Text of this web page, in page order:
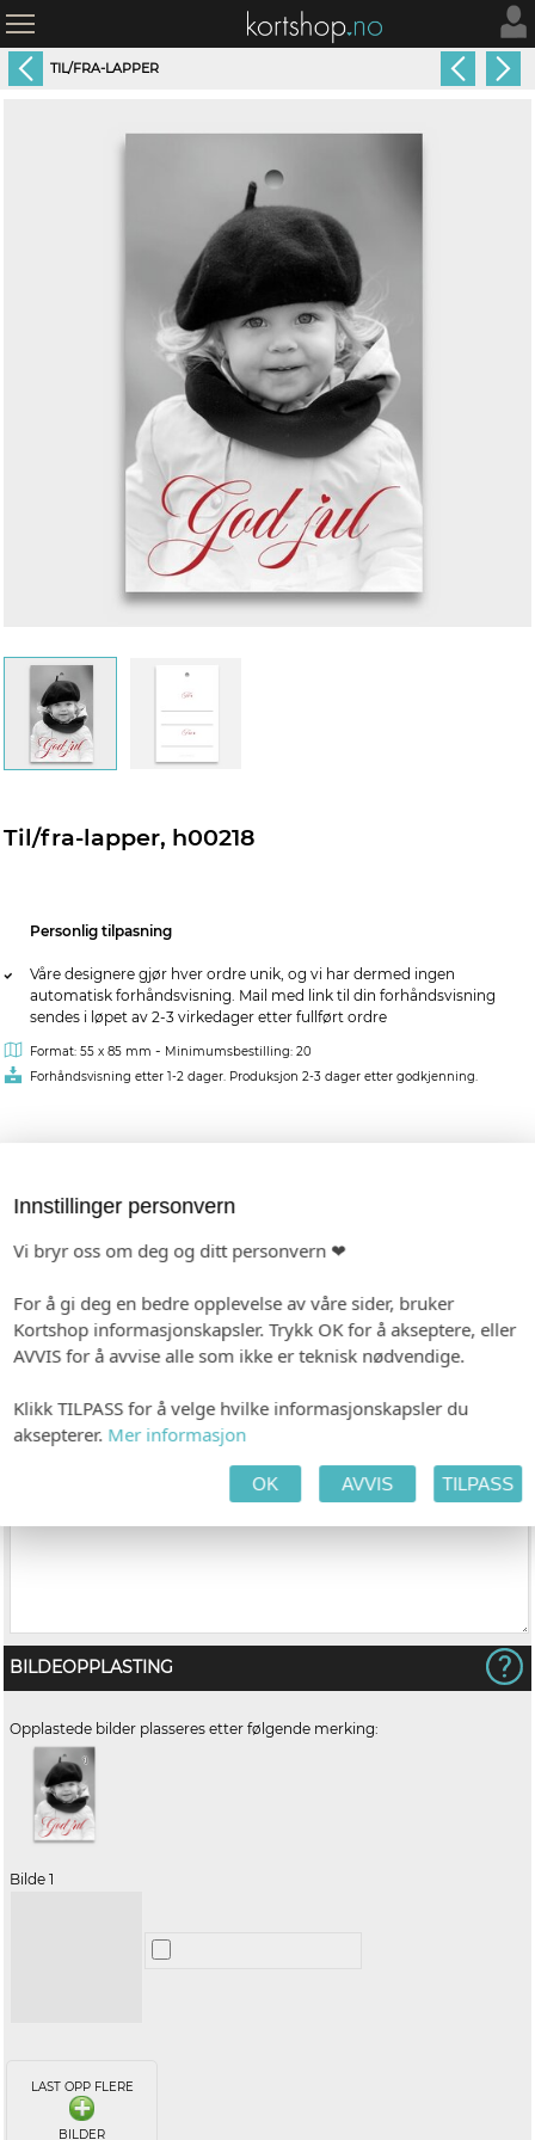
TIL/FRA-LAPPER
Til/fra-lapper, h00218
Personlig tilpasning
Våre designere gjør hver ordre unik, og vi har dermed ingen
automatisk forhåndsvisning. Mail med link til din forhåndsvisning
sendes i løpet av 2-3 virkedager etter fullført ordre
Format: 55 x 85 mm - Minimumsbestilling: 20
Forhåndsvisning etter 1-2 dager. Produksjon 2-3 dager etter godkjenning.
Vis pristabell
TILPASS PRODUKTET HANDLEKURV
PAPIR
Hvitt, ubestrøket
(Emojis i teksten vil ikke bli med på trykk)
BILDEOPPLASTING
Opplastede bilder plasseres etter følgende merking:
Bilde 1
LAST OPP FLERE
BILDER
Innstillinger personvern
Vi bryr oss om deg og ditt personvern ❤
For å gi deg en bedre opplevelse av våre sider, bruker
Kortshop informasjonskapsler. Trykk OK for å akseptere, eller
AVVIS for å avvise alle som ikke er teknisk nødvendige.
Klikk TILPASS for å velge hvilke informasjonskapsler du
aksepterer. Mer informasjon
OK AVVIS TILPASS